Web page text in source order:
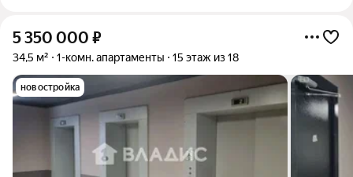
5 350 000 ₽
34,5 м² 1-комн. апартаменты 15 этаж из 18
новостройка